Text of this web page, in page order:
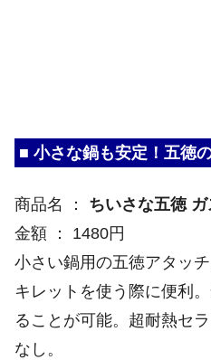
■ 小さな鍋も安定！五徳
商品名 ： ちいさな五徳 ガ
金額 ： 1480円
小さい鍋用の五徳アタッ
キレットを使う際に便利
ることが可能。超耐熱セ
なし。